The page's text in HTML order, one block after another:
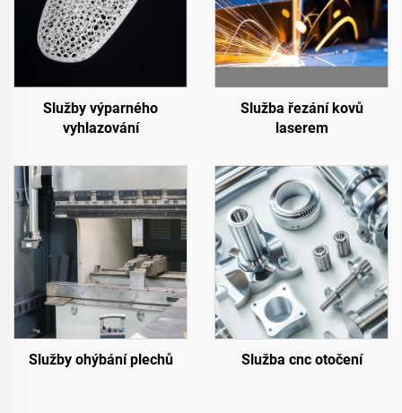
Služby výparného
vyhlazování
Služba řezání kovů
laserem
Služby ohýbání plechů Služba cnc otočení